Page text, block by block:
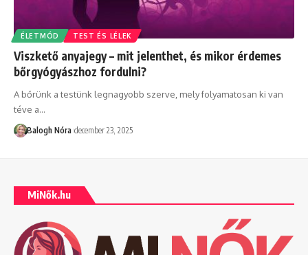
ÉLETMÓD TEST ÉS LÉLEK
Viszkető anyajegy – mit jelenthet, és mikor érdemes
bőrgyógyászhoz fordulni?
A bőrünk a testünk legnagyobb szerve, mely folyamatosan ki van
téve a…
Balogh Nóra december 23, 2025
MiNők.hu